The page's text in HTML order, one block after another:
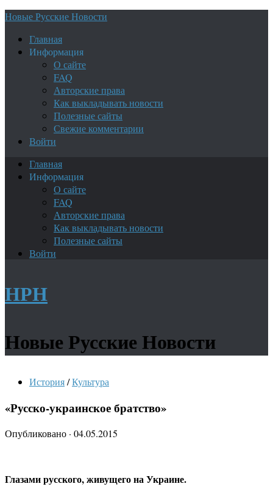
Новые Русские Новости
Главная
Информация
О сайте
FAQ
Авторские права
Как выкладывать новости
Полезные сайты
Свежие комментарии
Войти
Главная
Информация
О сайте
FAQ
Авторские права
Как выкладывать новости
Полезные сайты
Войти
НРН
Новые Русские Новости
История/Культура
«Русско-украинское братство»
Опубликовано · 04.05.2015
Глазами русского, живущего на Украине.